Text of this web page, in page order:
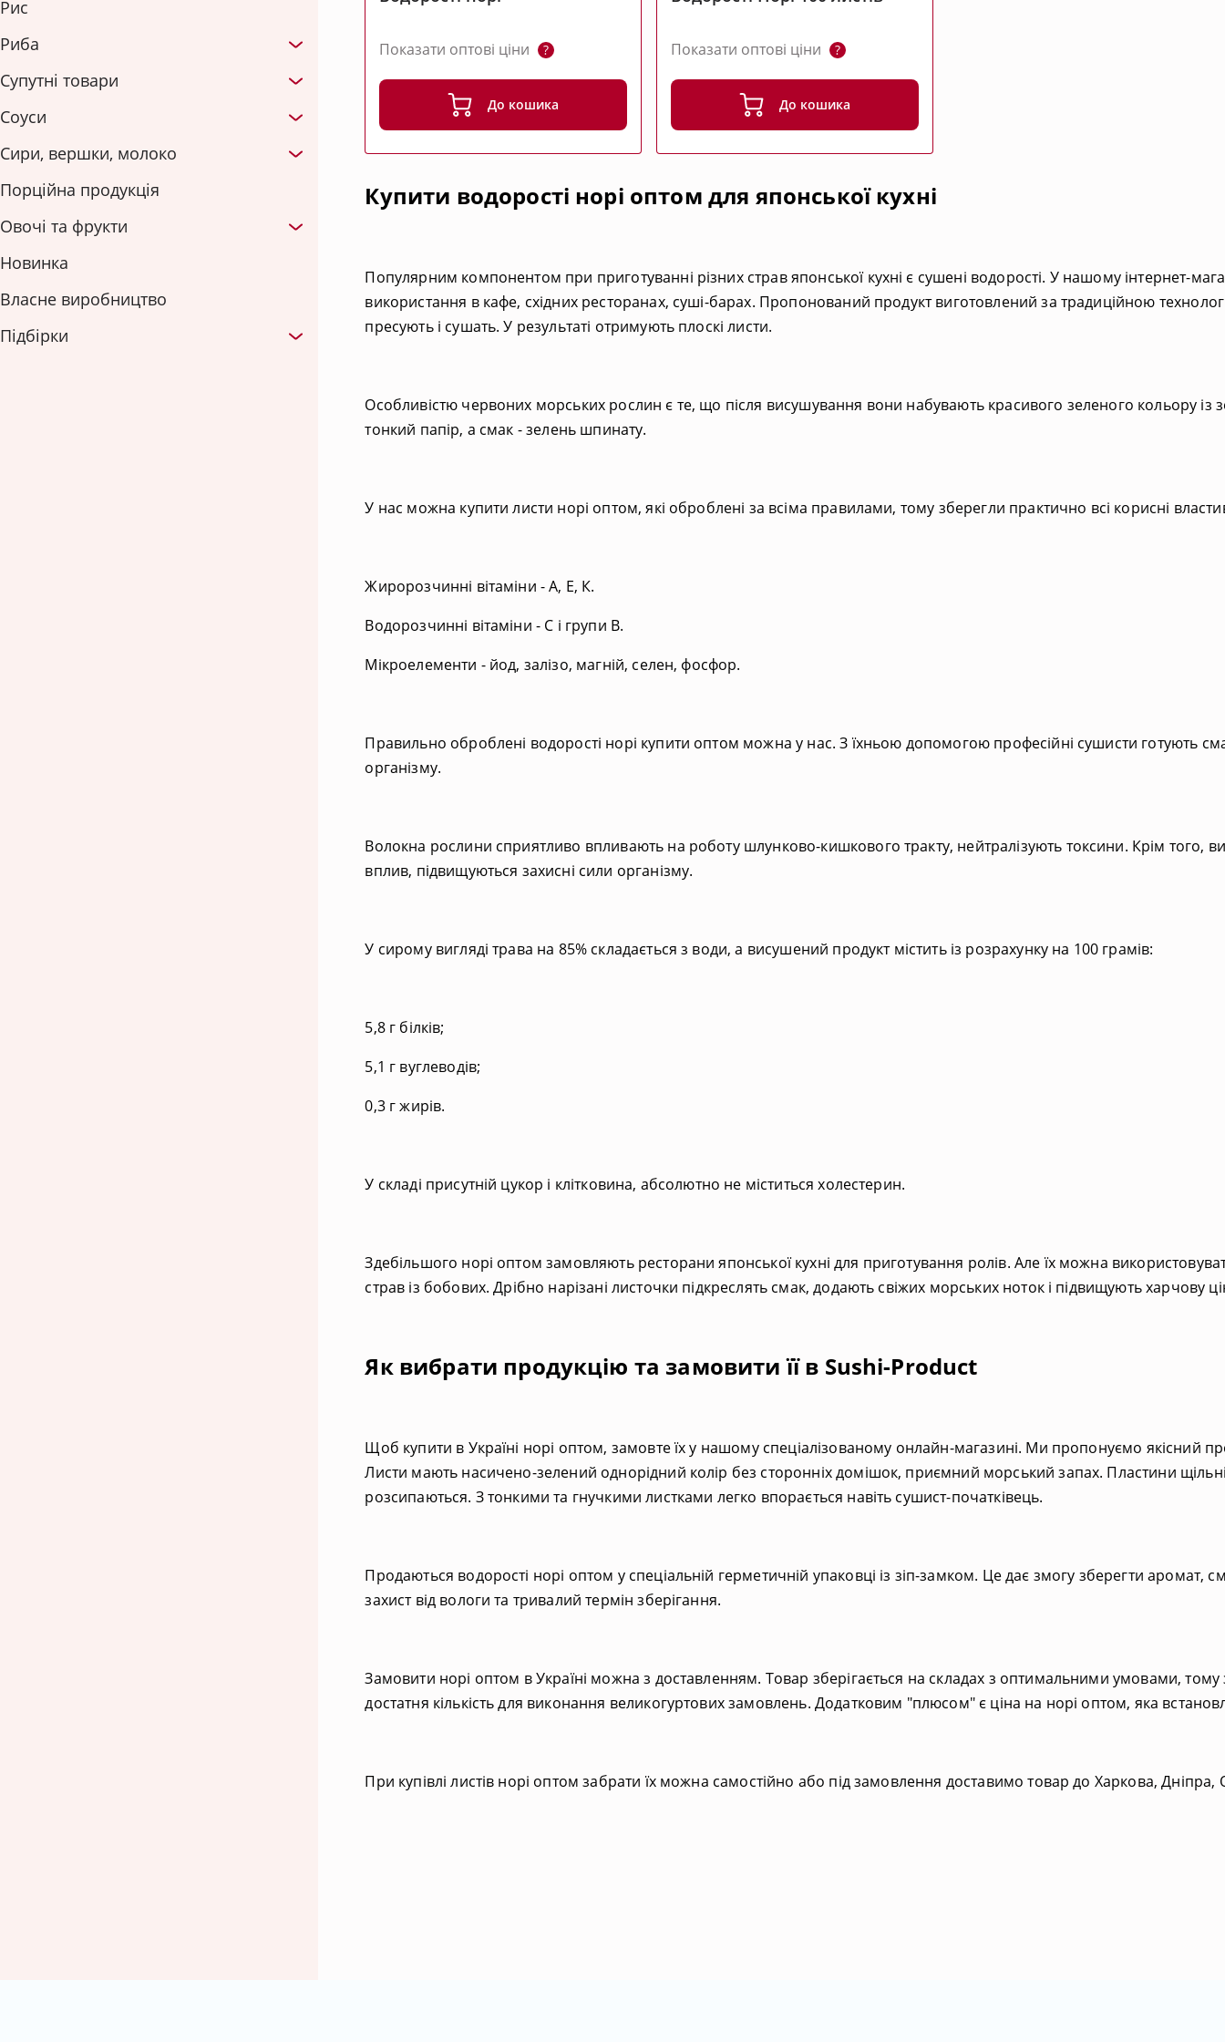
Рис
Риба
Супутні товари
Соуси
Сири, вершки, молоко
Порційна продукція
Овочі та фрукти
Новинка
Власне виробництво
Підбірки
Показати оптові ціни ?
До кошика
Показати оптові ціни ?
До кошика
Купити водорості норі оптом для японської кухні
Популярним компонентом при приготуванні різних страв японської кухні є сушені водорості. У нашому інтернет-
використання в кафе, східних ресторанах, суші-барах. Пропонований продукт виготовлений за традиційною
пресують і сушать. У результаті отримують плоскі листи.
Особливістю червоних морських рослин є те, що після висушування вони набувають красивого зеленого кольору із
тонкий папір, а смак - зелень шпинату.
У нас можна купити листи норі оптом, які оброблені за всіма правилами, тому зберегли практично всі корисні
Жиророзчинні вітаміни - А, Е, К.
Водорозчинні вітаміни - С і групи В.
Мікроелементи - йод, залізо, магній, селен, фосфор.
Правильно оброблені водорості норі купити оптом можна у нас. З їхньою допомогою професійні сушисти готують
організму.
Волокна рослини сприятливо впливають на роботу шлунково-кишкового тракту, нейтралізують токсини. Крім того,
вплив, підвищуються захисні сили організму.
У сирому вигляді трава на 85% складається з води, а висушений продукт містить із розрахунку на 100 грамів:
5,8 г білків;
5,1 г вуглеводів;
0,3 г жирів.
У складі присутній цукор і клітковина, абсолютно не міститься холестерин.
Здебільшого норі оптом замовляють ресторани японської кухні для приготування ролів. Але їх можна
страв із бобових. Дрібно нарізані листочки підкреслять смак, додають свіжих морських ноток і підвищують харчову
Як вибрати продукцію та замовити її в Sushi-Product
Щоб купити в Україні норі оптом, замовте їх у нашому спеціалізованому онлайн-магазині. Ми пропонуємо якісний
Листи мають насичено-зелений однорідний колір без сторонніх домішок, приємний морський запах. Пластини
розсипаються. З тонкими та гнучкими листками легко впорається навіть сушист-початківець.
Продаються водорості норі оптом у спеціальній герметичній упаковці із зіп-замком. Це дає змогу зберегти аромат,
захист від вологи та тривалий термін зберігання.
Замовити норі оптом в Україні можна з доставленням. Товар зберігається на складах з оптимальними умовами, тому
достатня кількість для виконання великогуртових замовлень. Додатковим "плюсом" є ціна на норі оптом, яка
При купівлі листів норі оптом забрати їх можна самостійно або під замовлення доставимо товар до Харкова, Дніпра,